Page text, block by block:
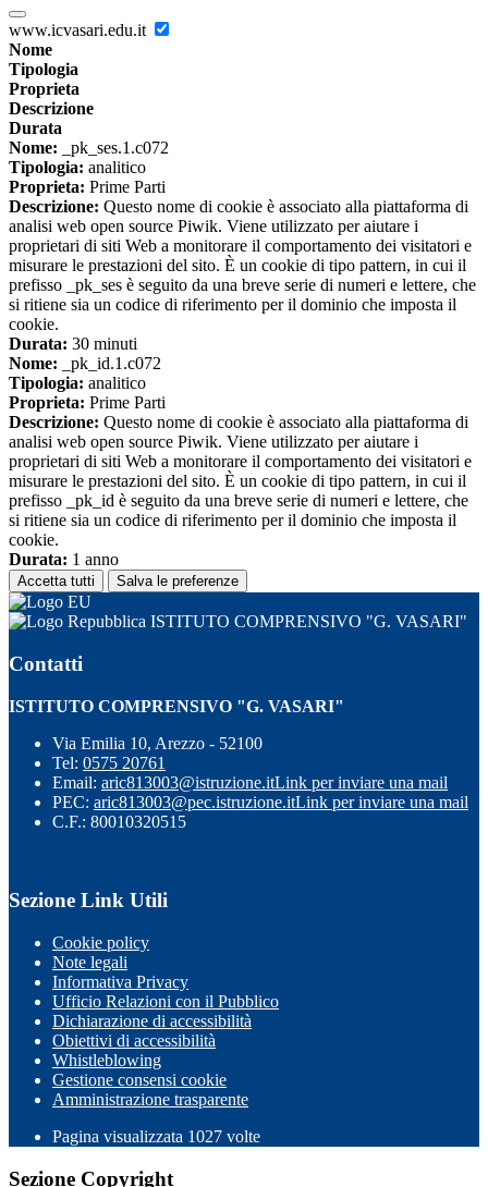
www.icvasari.edu.it
Nome
Tipologia
Proprieta
Descrizione
Durata
Nome: _pk_ses.1.c072
Tipologia: analitico
Proprieta: Prime Parti
Descrizione: Questo nome di cookie è associato alla piattaforma di
analisi web open source Piwik. Viene utilizzato per aiutare i
proprietari di siti Web a monitorare il comportamento dei visitatori e
misurare le prestazioni del sito. È un cookie di tipo pattern, in cui il
prefisso _pk_ses è seguito da una breve serie di numeri e lettere, che
si ritiene sia un codice di riferimento per il dominio che imposta il
cookie.
Durata: 30 minuti
Nome: _pk_id.1.c072
Tipologia: analitico
Proprieta: Prime Parti
Descrizione: Questo nome di cookie è associato alla piattaforma di
analisi web open source Piwik. Viene utilizzato per aiutare i
proprietari di siti Web a monitorare il comportamento dei visitatori e
misurare le prestazioni del sito. È un cookie di tipo pattern, in cui il
prefisso _pk_id è seguito da una breve serie di numeri e lettere, che
si ritiene sia un codice di riferimento per il dominio che imposta il
cookie.
Durata: 1 anno
Accetta tutti Salva le preferenze
ISTITUTO COMPRENSIVO "G. VASARI"
Contatti
ISTITUTO COMPRENSIVO "G. VASARI"
Via Emilia 10, Arezzo - 52100
Tel: 0575 20761
Email: aric813003@istruzione.itLink per inviare una mail
PEC: aric813003@pec.istruzione.itLink per inviare una mail
C.F.: 80010320515
Sezione Link Utili
Cookie policy
Note legali
Informativa Privacy
Ufficio Relazioni con il Pubblico
Dichiarazione di accessibilità
Obiettivi di accessibilità
Whistleblowing
Gestione consensi cookie
Amministrazione trasparente
Pagina visualizzata 1027 volte
Sezione Copyright